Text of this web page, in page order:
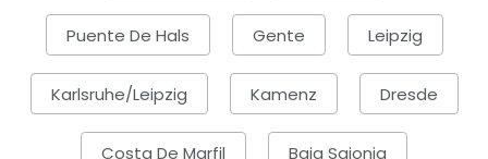
Puente De Hals Gente Leipzig
Karlsruhe/Leipzig Kamenz Dresde
Costa De Marfil Baja Sajonia